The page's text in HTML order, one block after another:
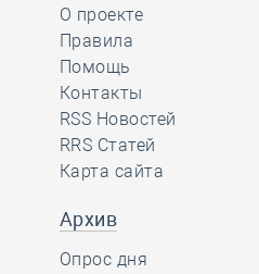
О проекте
Правила
Помощь
Контакты
RSS Новостей
RRS Статей
Карта сайта
Архив
Опрос дня